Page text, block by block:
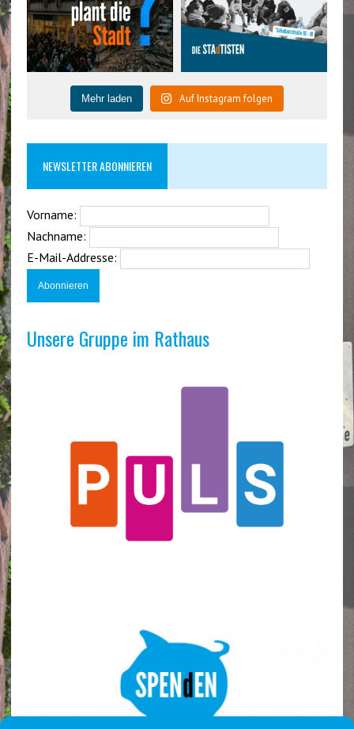
Mehr laden Auf Instagram folgen
NEWSLETTER ABONNIEREN
Vorname:
Nachname:
E-Mail-Addresse:
Unsere Gruppe im Rathaus